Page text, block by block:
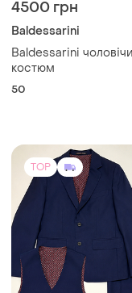
4500 грн
Baldessarini
Baldessarini
костюм
50
TOP